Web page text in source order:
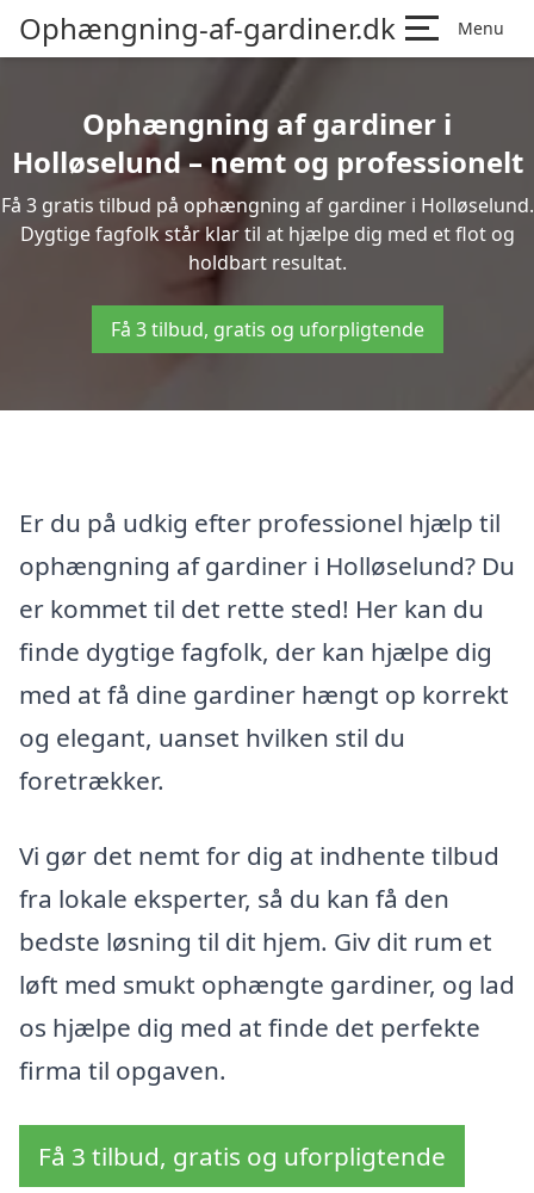
Ophængning-af-gardiner.dk Menu
Ophængning af gardiner i
Holløselund – nemt og professionelt
Få 3 gratis tilbud på ophængning af gardiner i Holløselund.
Dygtige fagfolk står klar til at hjælpe dig med et flot og
holdbart resultat.
Få 3 tilbud, gratis og uforpligtende
Er du på udkig efter professionel hjælp til
ophængning af gardiner i Holløselund? Du
er kommet til det rette sted! Her kan du
finde dygtige fagfolk, der kan hjælpe dig
med at få dine gardiner hængt op korrekt
og elegant, uanset hvilken stil du
foretrækker.
Vi gør det nemt for dig at indhente tilbud
fra lokale eksperter, så du kan få den
bedste løsning til dit hjem. Giv dit rum et
løft med smukt ophængte gardiner, og lad
os hjælpe dig med at finde det perfekte
firma til opgaven.
Få 3 tilbud, gratis og uforpligtende